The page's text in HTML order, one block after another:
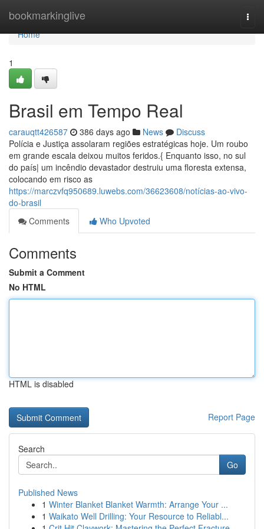
bookmarkinglive
Home
Home
1
Brasil em Tempo Real
carauqtt426587 386 days ago News
Discuss
Polícia e Justiça assolaram regiões estratégicas hoje. Um roubo
em grande escala deixou muitos feridos.{ Enquanto isso, no sul
do país| um incêndio devastador destruiu uma floresta extensa,
colocando em risco as
https://marczvfq950689.luwebs.com/36623608/notícias-ao-vivo-
do-brasil
Comments
Who Upvoted
Comments
Submit a Comment
No HTML
HTML is disabled
Report Page
Search
Go
Published News
1 Winter Blanket Blanket Warmth: Arrange Your ...
1 Waikato Well Drilling: Your Resource to Reliabl...